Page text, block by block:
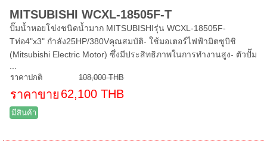
MITSUBISHI WCXL-18505F-T
ปั๊มน้ำหอยโข่งชนิดน้ำมาก MITSUBISHIรุ่น WCXL-18505F-
Tท่อ4"x3" กำลัง25HP/380Vคุณสมบัติ- ใช้มอเตอร์ไฟฟ้ามิตซูบิชิ
(Mitsubishi Electric Motor) ซึ่งมีประสิทธิภาพในการทำงานสูง- ตัวปั๊ม
ราคาปกติ 108,000 THB
ราคาขาย 62,100 THB
มีสินค้า